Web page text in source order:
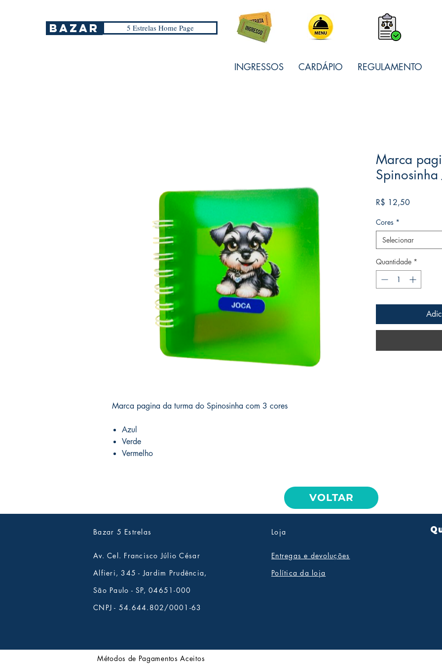
Bazar 5 Estrelas Home Page
INGRESSOS CARDÁPIO REGULAMENTO
Marca pagina da turma do Spinosinha com 3 cores
Azul
Verde
Vermelho
Marca
Spinosinha
R$ 12,50Preço
Cores *
Selecionar
Quantidade *
VOLTAR
Bazar 5 Estrelas
Av. Cel. Francisco Júlio César
Alfieri, 345 - Jardim Prudência,
São Paulo - SP, 04651-000
CNPJ - 54.644.802/0001-63
Loja
Entregas e devoluções
Política da loja
Métodos de Pagamentos Aceitos